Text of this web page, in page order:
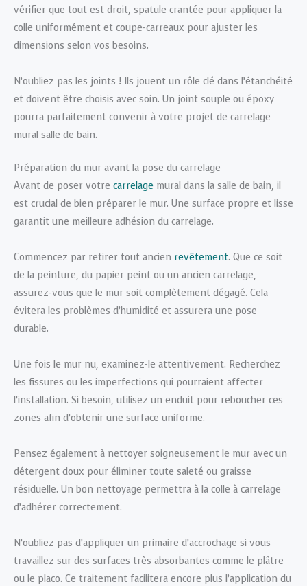
vérifier que tout est droit, spatule crantée pour appliquer la
colle uniformément et coupe-carreaux pour ajuster les
dimensions selon vos besoins.
N’oubliez pas les joints ! Ils jouent un rôle clé dans l’étanchéité
et doivent être choisis avec soin. Un joint souple ou époxy
pourra parfaitement convenir à votre projet de carrelage
mural salle de bain.
Préparation du mur avant la pose du carrelage
Avant de poser votre carrelage mural dans la salle de bain, il
est crucial de bien préparer le mur. Une surface propre et lisse
garantit une meilleure adhésion du carrelage.
Commencez par retirer tout ancien revêtement. Que ce soit
de la peinture, du papier peint ou un ancien carrelage,
assurez-vous que le mur soit complètement dégagé. Cela
évitera les problèmes d’humidité et assurera une pose
durable.
Une fois le mur nu, examinez-le attentivement. Recherchez
les fissures ou les imperfections qui pourraient affecter
l’installation. Si besoin, utilisez un enduit pour reboucher ces
zones afin d’obtenir une surface uniforme.
Pensez également à nettoyer soigneusement le mur avec un
détergent doux pour éliminer toute saleté ou graisse
résiduelle. Un bon nettoyage permettra à la colle à carrelage
d’adhérer correctement.
N’oubliez pas d’appliquer un primaire d’accrochage si vous
travaillez sur des surfaces très absorbantes comme le plâtre
ou le placo. Ce traitement facilitera encore plus l’application du